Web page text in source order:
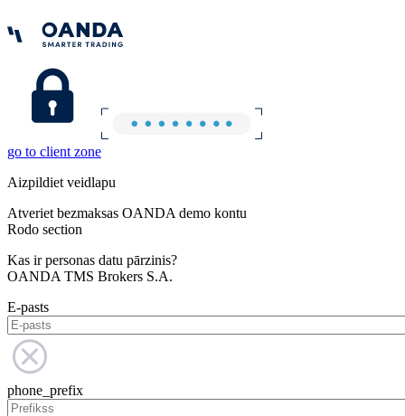
go to client zone
Aizpildiet veidlapu
Atveriet bezmaksas OANDA demo kontu
Rodo section
Kas ir personas datu pārzinis?
OANDA TMS Brokers S.A.
E-pasts
phone_prefix